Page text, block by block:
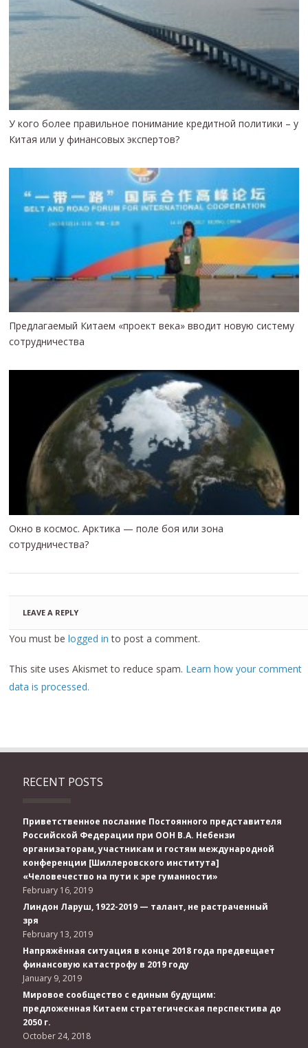
У кого более правильное понимание кредитной политики – у
Китая или у финансовых экспертов?
Предлагаемый Китаем «проект века» вводит новую систему
сотрудничества
Окно в космос. Арктика — поле боя или зона
сотрудничества?
LEAVE A REPLY
You must belogged in to post a comment.
This site uses Akismet to reduce spam. Learn how your comment
data is processed.
RECENT POSTS
Приветственное послание Постоянного представителя
Российской Федерации при ООН В.А. Небензи
организаторам, участникам и гостям международной
конференции [Шиллеровского института]
«Человечество на пути к эре гуманности»
February 16, 2019
Линдон Ларуш, 1922-2019 — талант, не растраченный
зря
February 13, 2019
Напряжённая ситуация в конце 2018 года предвещает
финансовую катастрофу в 2019 году
January 9, 2019
Мировое сообщество с единым будущим:
предложенная Китаем стратегическая перспектива до
2050 г.
October 24, 2018